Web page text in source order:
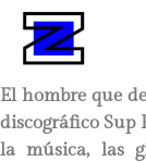
El hombre que
discográfico Sup
la música, las